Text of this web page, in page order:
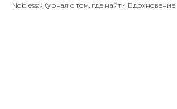
Nobless: Журнал о том, где найти Вдохновение!